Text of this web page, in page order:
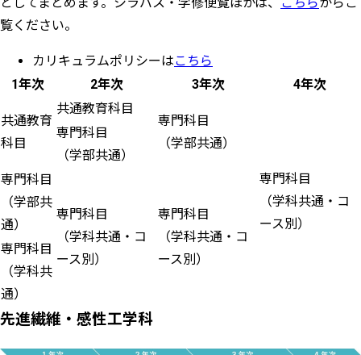
覧ください。
カリキュラムポリシーはこちら
1年次
2年次 3年次 4年次
共通教育
科目
共通教育科目
専門科目
（学部共通）
専門科目
（学科共通・コ
ース別）
専門科目
（学部共通）
専門科目
（学部共
通）
専門科目
（学科共通・コ
ース別）
専門科目
（学科共通・コ
ース別）
専門科目
（学科共
通）
先進繊維・感性工学科